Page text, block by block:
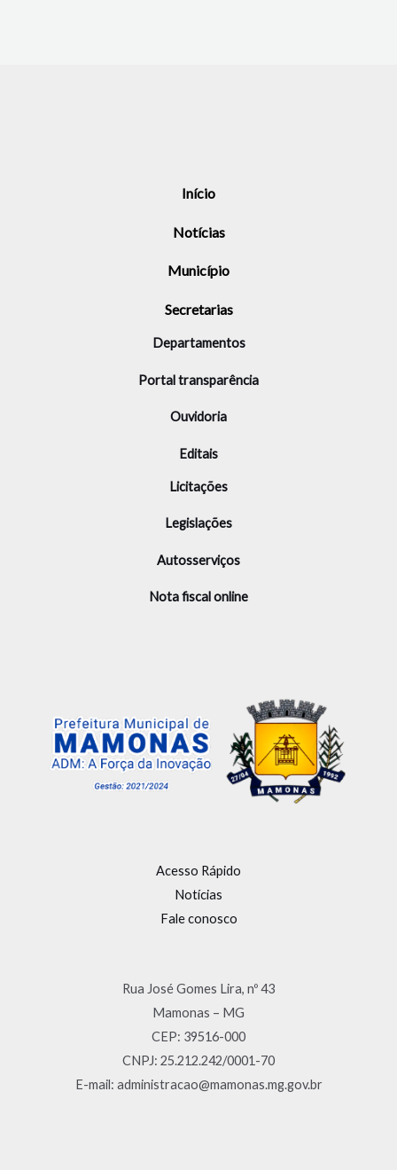
Início
Notícias
Município
Secretarias
Departamentos
Portal transparência
Ouvidoria
Editais
Licitações
Legislações
Autosserviços
Nota fiscal online
Acesso Rápido
Notícias
Fale conosco
Rua José Gomes Lira, nº 43
Mamonas – MG
CEP: 39516-000
CNPJ: 25.212.242/0001-70
E-mail: administracao@mamonas.mg.gov.br